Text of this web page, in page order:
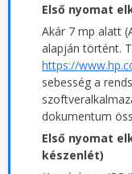
Első nyomat
Akár 7 mp alatt
alapján történt.
https://
sebesség a
dokumentum
Első nyomat
készenlét)